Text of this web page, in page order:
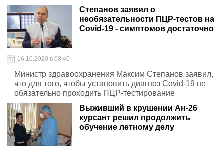
Степанов заявил о
необязательности ПЦР-тестов на
Сovid-19 - симптомов достаточно
16.10.2020 в 08:40
Министр здравоохранения Максим Степанов заявил,
что для того, чтобы установить диагноз Сovid-19 не
обязательно проходить ПЦР-тестирование
Выживший в крушении Ан-26
курсант решил продолжить
обучение летному делу